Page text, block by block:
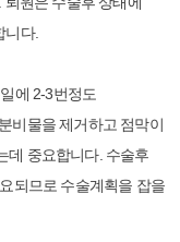
니다.
에 2-3번정도
비물을 제거하고 점막이
데 중요합니다. 수술후
되므로 수술계획을 잡을